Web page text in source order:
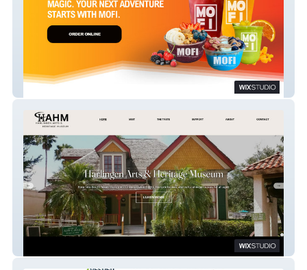
MOFI